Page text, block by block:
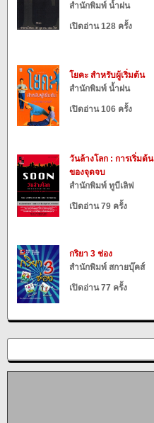
สำนักพิมพ์ น้ำฝน
เปิดอ่าน 128 ครั้ง
โยคะ สำหรับผู้เริ่มต้น
สำนักพิมพ์ น้ำฝน
เปิดอ่าน 106 ครั้ง
วันล้างโลก : การเริ่มต้น
ของจุดจบ
สำนักพิมพ์ ทูบีเลิฟ
เปิดอ่าน 79 ครั้ง
กริยา 3 ช่อง
สำนักพิมพ์ สกายบุ๊คส์
เปิดอ่าน 77 ครั้ง